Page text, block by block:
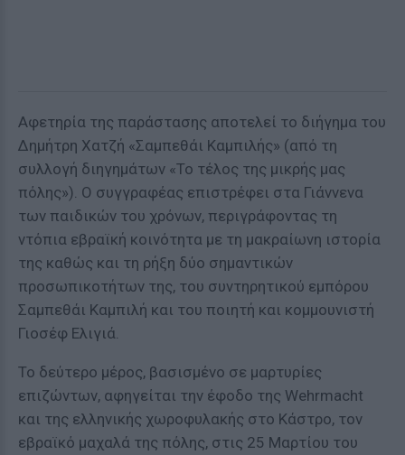
Αφετηρία της παράστασης αποτελεί το διήγημα του
Δημήτρη Χατζή «Σαμπεθάι Καμπιλής» (από τη
συλλογή διηγημάτων «Το τέλος της μικρής μας
πόλης»). Ο συγγραφέας επιστρέφει στα Γιάννενα
των παιδικών του χρόνων, περιγράφοντας τη
ντόπια εβραϊκή κοινότητα με τη μακραίωνη ιστορία
της καθώς και τη ρήξη δύο σημαντικών
προσωπικοτήτων της, του συντηρητικού εμπόρου
Σαμπεθάι Καμπιλή και του ποιητή και κομμουνιστή
Γιοσέφ Ελιγιά.
Το δεύτερο μέρος, βασισμένο σε μαρτυρίες
επιζώντων, αφηγείται την έφοδο της Wehrmacht
και της ελληνικής χωροφυλακής στο Κάστρο, τον
εβραϊκό μαχαλά της πόλης, στις 25 Μαρτίου του